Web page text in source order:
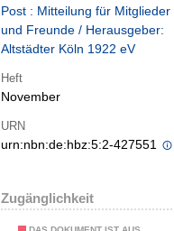
Post : Mitteilung für Mitglieder
und Freunde / Herausgeber:
Altstädter Köln 1922 eV
Heft
November
URN
urn:nbn:de:hbz:5:2-427551
Zugänglichkeit